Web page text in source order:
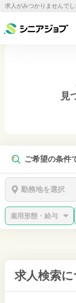
求人がみつかりませんでし
見
ご希望の条件
勤務地を選択
雇用形態・給与
求人検索